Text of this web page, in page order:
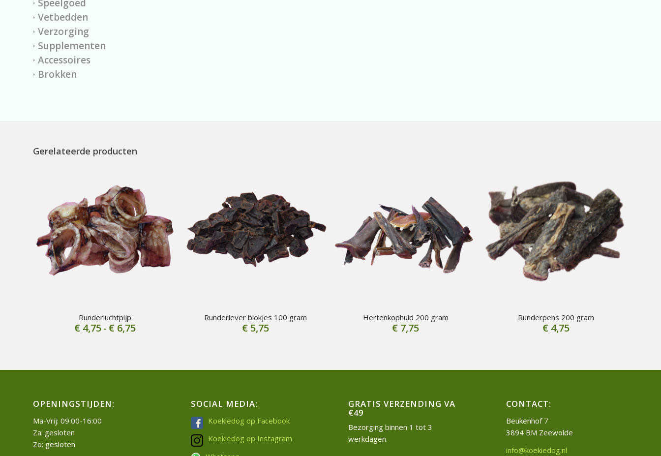
Speelgoed
Vetbedden
Verzorging
Supplementen
Accessoires
Brokken
Gerelateerde producten
Runderluchtpijp
€ 4,75- € 6,75Prijsklasse:
Runderlever blokjes 100 gram
€5,75
Hertenkophuid 200 gram
€ 7,75
Runderpens 200 gram
€4,75
OPENINGSTIJDEN:
Ma-Vrij: 09:00-16:00
Za: gesloten
Zo: gesloten
SOCIAL MEDIA:
Koekiedog op Facebook
Koekiedog op Instagram
GRATIS VERZENDING VA
€49
Bezorging binnen 1 tot 3
werkdagen.
CONTACT:
Beukenhof 7
3894 BM Zeewolde
info@koekiedog.nl